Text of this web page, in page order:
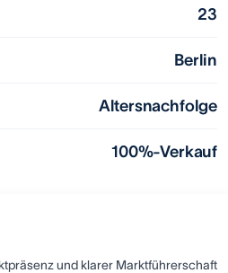
23
Berlin
Altersnachfolge
100%-Verkauf
und klarer Marktführerschaft